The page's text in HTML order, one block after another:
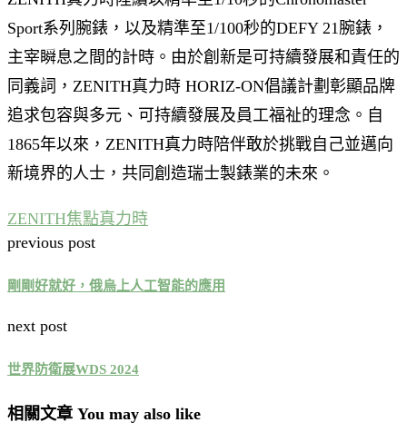
Sport系列腕錶，以及精準至1/100秒的DEFY 21腕錶，
主宰瞬息之間的計時。由於創新是可持續發展和責任的
同義詞，ZENITH真力時 HORIZ-ON倡議計劃彰顯品牌
追求包容與多元、可持續發展及員工福祉的理念。自
1865年以來，ZENITH真力時陪伴敢於挑戰自己並邁向
新境界的人士，共同創造瑞士製錶業的未來。
ZENITH焦點真力時
previous post
剛剛好就好，俄烏上人工智能的應用
next post
世界防衛展WDS 2024
相關文章 You may also like